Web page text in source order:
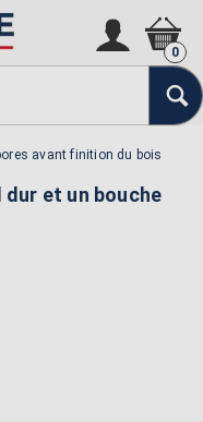
0
avant finition du bois
et un bouche